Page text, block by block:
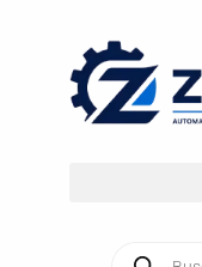
contenido